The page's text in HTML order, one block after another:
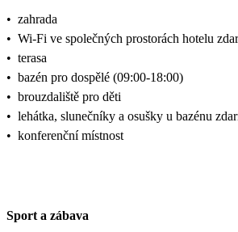
• zahrada
• Wi-Fi ve společných prostorách hotelu
• terasa
• bazén pro dospělé (09:00-18:00)
• brouzdaliště pro děti
• lehátka, slunečníky a osušky u bazénu
• konferenční místnost
Sport a zábava